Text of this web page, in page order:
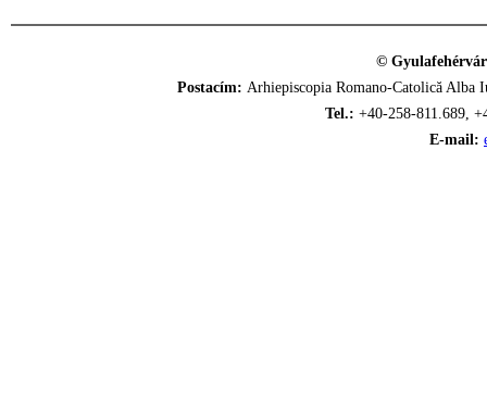
©
Postacím: Arhiepiscopia Romano-Catolică
Tel.: +40-258-811.689,
E-mail: